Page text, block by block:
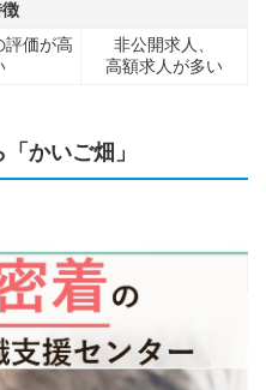
評価が高
非公開求人、
高額求人が多い
かいご畑」